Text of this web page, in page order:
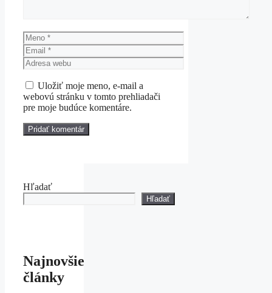
Meno
Email
Adresa
webu
Uložiť moje meno, e-mail a
webovú stránku v tomto prehliadači
pre moje budúce komentáre.
Hľadať
Hľadať
Najnovšie
články